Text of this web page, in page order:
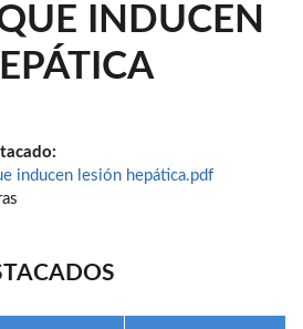
INDUCEN
inducen lesión hepática.pdf